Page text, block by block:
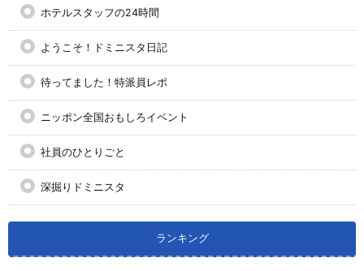
ホテルスタッフの24時間
ようこそ！ドミニスタ日記
待ってました！特派員レポ
ニッポン全国おもしろイベント
社員のひとりごと
深掘りドミニスタ
ランキング